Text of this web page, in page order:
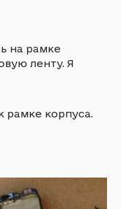
на рамке
ленту. Я
рамке корпуса.